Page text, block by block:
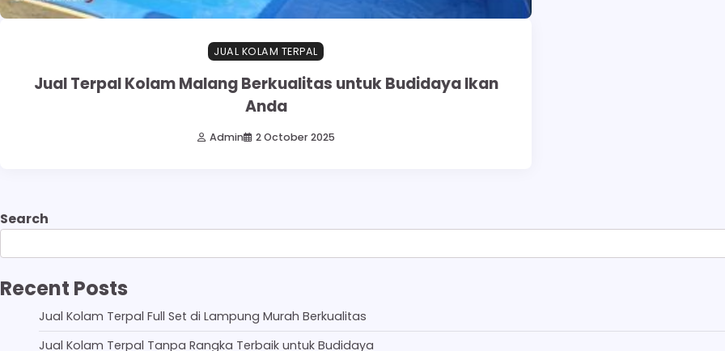
JUAL KOLAM TERPAL
Jual Terpal Kolam Malang Berkualitas untuk Budidaya Ikan
Anda
Admin 2 October 2025
Search
Recent Posts
Jual Kolam Terpal Full Set di Lampung Murah Berkualitas
Jual Kolam Terpal Tanpa Rangka Terbaik untuk Budidaya